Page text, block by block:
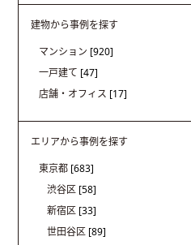
建物から事例を探す
マンション [920]
一戸建て [47]
店舗・オフィス [17]
エリアから事例を探す
東京都 [683]
渋谷区 [58]
新宿区 [33]
世田谷区 [89]